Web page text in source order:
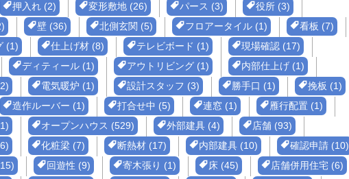
押入れ (2) 変形敷地 (26) パース (3)
役所 (3)
壁 (36) 北側玄関 (5) フロアータイル (1)
看板 (7)
(1)
仕上げ材 (8) テレビボード (1)
現場確認 (17)
ディティール (1) アウトリビング (1)
内部仕上げ (1)
電気暖炉 (1) 設計スタッフ (3) 勝手口 (1)
挽板 (1)
造作ルーバー (1) 打合せ中 (5) 連窓 (1)
雁行配置 (1)
オープンハウス (529) 外部建具 (4)
店舗 (93)
化粧梁 (7) 断熱材 (17) 内部建具 (10)
確認申請 (10)
回遊性 (9) 寄木張り (1) 床 (45)
店舗併用住宅 (6)